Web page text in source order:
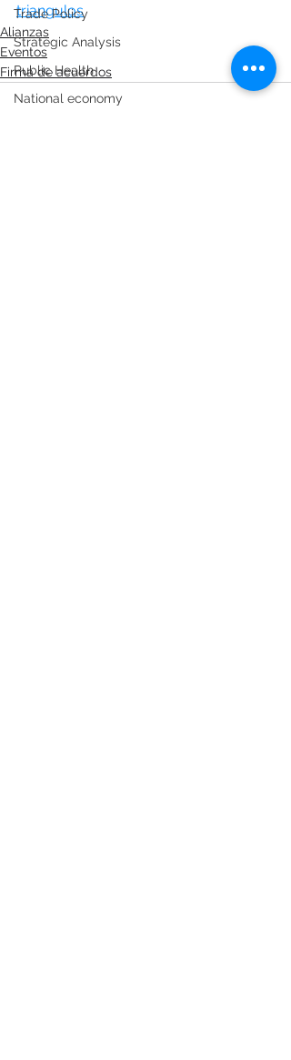
Trade Policy
Strategic Analysis
Public Health
National economy
triangulos
Alianzas
Eventos
Firma de acuerdos